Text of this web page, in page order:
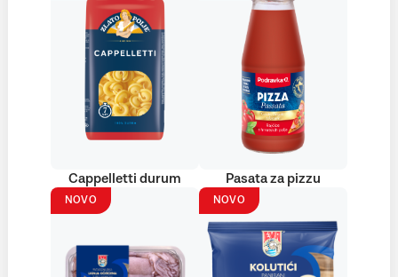
Cappelletti durum Pasata za pizzu
NOVO NOVO